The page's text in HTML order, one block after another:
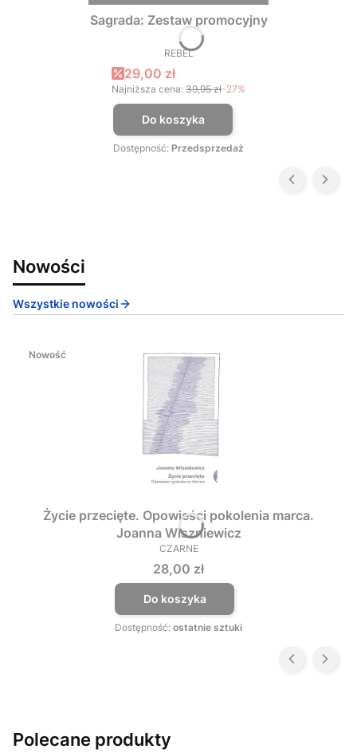
Sagrada: Zestaw promocyjny
PRODUCENT
REBEL
Cena promocyjna
29,00 zł
Najniższa cena: 39,95 zł-27%
Do koszyka
Dostępność: Przedsprzedaż
Nowości
Wszystkie nowości
Nowość
Życie przecięte. Opowieści pokolenia marca.
Joanna Wiszniewicz
PRODUCENT
CZARNE
Cena
28,00 zł
Do koszyka
Dostępność: ostatnie sztuki
Polecane produkty